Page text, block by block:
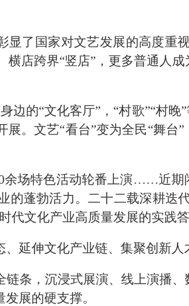
显了国家对文艺发展的高度重
横店跨界“竖店”，更多普通人
的“文化客厅”，“村歌”“村晚
。文艺“看台”变为全民“舞台”
余场特色活动轮番上演……近期
的蓬勃活力。二十二载深耕迭
代文化产业高质量发展的实践答
延伸文化产业链、集聚创新人
条，沉浸式展演、线上演播、
展的硬支撑。